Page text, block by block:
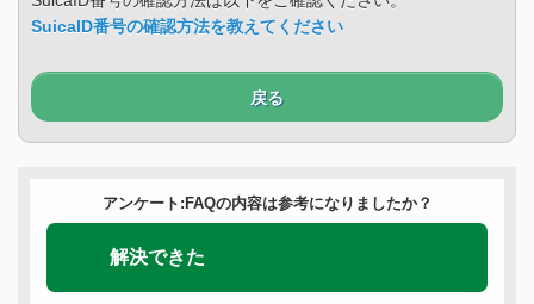
SuicaID番号の確認方法を教えてください
戻る
アンケート:FAQの内容は参考になりましたか？
解決できた